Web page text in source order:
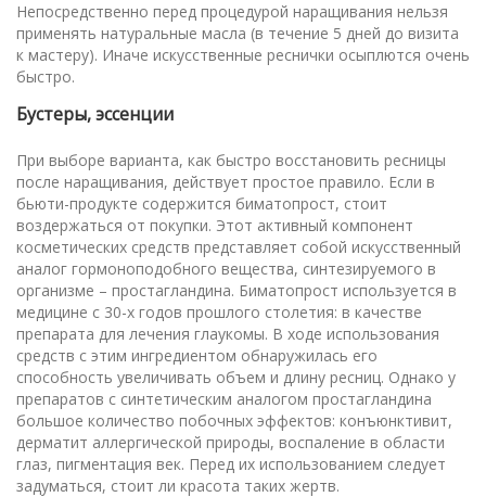
Непосредственно перед процедурой наращивания нельзя
применять натуральные масла (в течение 5 дней до визита
к мастеру). Иначе искусственные реснички осыплются очень
быстро.
Бустеры, эссенции
При выборе варианта, как быстро восстановить ресницы
после наращивания, действует простое правило. Если в
бьюти-продукте содержится биматопрост, стоит
воздержаться от покупки. Этот активный компонент
косметических средств представляет собой искусственный
аналог гормоноподобного вещества, синтезируемого в
организме – простагландина. Биматопрост используется в
медицине с 30-х годов прошлого столетия: в качестве
препарата для лечения глаукомы. В ходе использования
средств с этим ингредиентом обнаружилась его
способность увеличивать объем и длину ресниц. Однако у
препаратов с синтетическим аналогом простагландина
большое количество побочных эффектов: конъюнктивит,
дерматит аллергической природы, воспаление в области
глаз, пигментация век. Перед их использованием следует
задуматься, стоит ли красота таких жертв.